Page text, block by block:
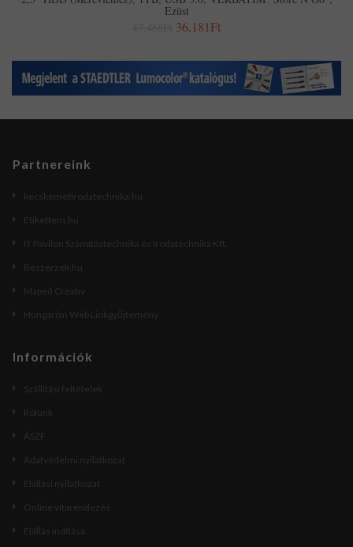
Ezüst
36,181Ft
Partnereink
kecskemetirodatechnika.hu
Etikettem.hu
IT Pavilon Számítástechnika és Irodatechnika Kft.
Beszerzek.hu
Maped Creativ
Hungarian Web Linkgyűjtemény
Információk
Szállítási feltételek
Rólunk
ÁSZF
Adatvédelmi nyilatkozat
Elállási nyilatkozat
Online vitarendezés
Elállás indítása